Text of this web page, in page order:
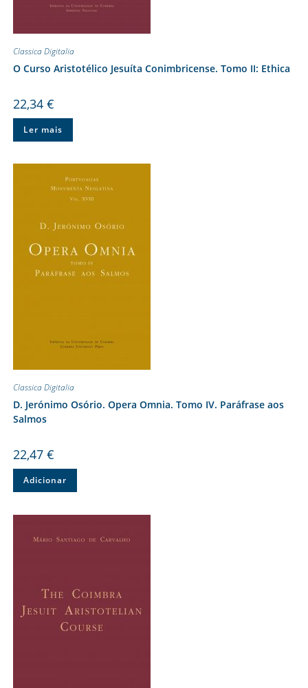
Classica Digitalia
O Curso Aristotélico Jesuíta Conimbricense. Tomo II: Ethica
22,34 €
Ler mais
Classica Digitalia
D. Jerónimo Osório. Opera Omnia. Tomo IV. Paráfrase aos
Salmos
22,47 €
Adicionar